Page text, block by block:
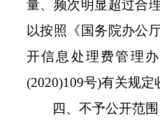
量、频次明显超过合
以按照《国务院办公
开信息处理费管理
(2020)109号)有关规定
四、不予公开范围